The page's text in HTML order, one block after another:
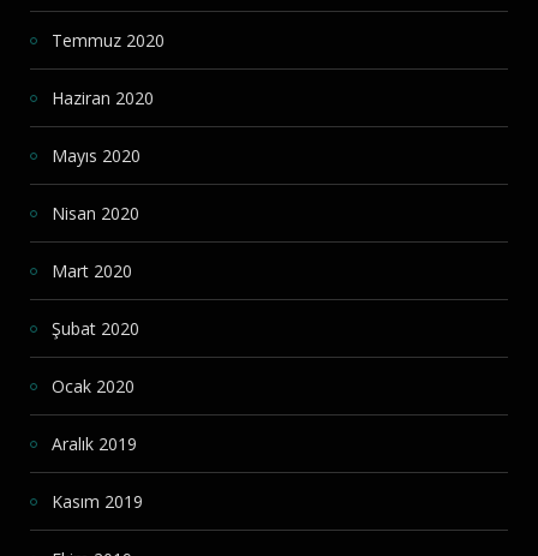
Temmuz 2020
Haziran 2020
Mayıs 2020
Nisan 2020
Mart 2020
Şubat 2020
Ocak 2020
Aralık 2019
Kasım 2019